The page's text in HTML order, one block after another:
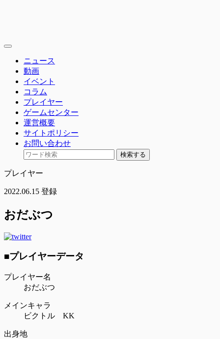
toggle
ニュース
動画
イベント
コラム
プレイヤー
ゲームセンター
運営概要
サイトポリシー
お問い合わせ
検索する
プレイヤー
2022.06.15 登録
おだぶつ
■プレイヤーデータ
プレイヤー名
おだぶつ
メインキャラ
ビクトル KK
出身地